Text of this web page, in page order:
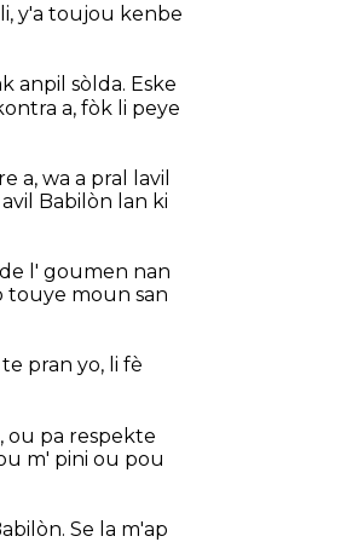
y'a toujou kenbe
anpil sòlda. Eske
a, fòk li peye
a, wa a pral lavil
Babilòn lan ki
l' goumen nan
touye moun san
pran yo, li fè
ou pa respekte
m' pini ou pou
Se la m'ap